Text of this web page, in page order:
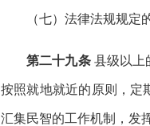
（七）法律法规规定
第二十九条县级以上
按照就地就近的原则，定
汇集民智的工作机制，发